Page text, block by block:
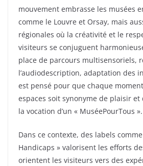
mouvement embrasse les musées
comme le Louvre et Orsay, mais
régionales où la créativité et le
visiteurs se conjuguent
place de parcours multisensoriels,
l’audiodescription, adaptation des
est pensé pour que chaque
espaces soit synonyme de plaisir et
la vocation d’un « MuséePourTous ».
Dans ce contexte, des labels
Handicaps » valorisent les efforts
orientent les visiteurs vers des